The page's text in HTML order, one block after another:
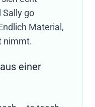
Sally go
Material,
nimmt.
einer